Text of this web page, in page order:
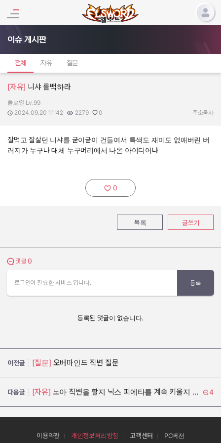
이슈 게시판
전체 자유 질문
[자유] 니샤 롤백하라
작성자:
플로럴 Lv.99
작성일:
2024.09.20 11:42
조회수:
2279
추천수:
0 주소복사
잘먹고 잘살던 니샤를 굳이굳이 건들여서 특색도 재미도 없애버린 버
러지가 누구냐 대체 누구머리에서 나온 아이디어냐
추천하기:
0
목록 글쓰기
댓글 보기
댓글 0
로그인이 필요한 서비스 입니다. 등록
등록된 댓글이 없습니다.
이전글 [질문] 오버마인드 직변 질문
다음글 [자유] 노아 직변을 할지 닉스 피에타를 계속 키울지 고민입니다 4
이용약관 개인정보처리방침 고객센터 PC버전